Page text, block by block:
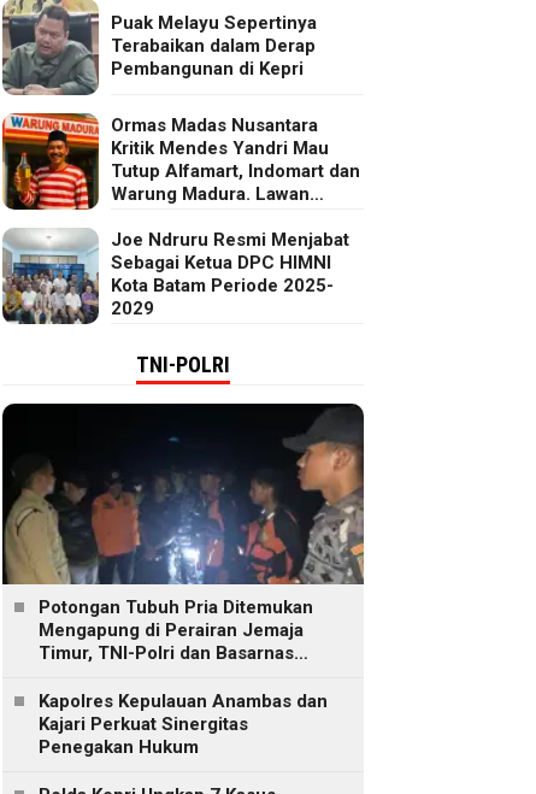
Puak Melayu Sepertinya
Terabaikan dalam Derap
Pembangunan di Kepri
Ormas Madas Nusantara
Kritik Mendes Yandri Mau
Tutup Alfamart, Indomart dan
Warung Madura. Lawan
Joe Ndruru Resmi Menjabat
Sebagai Ketua DPC HIMNI
Kota Batam Periode 2025-
2029
TNI-POLRI
Potongan Tubuh Pria Ditemukan
Mengapung di Perairan Jemaja
Timur, TNI-Polri dan Basarnas
Kapolres Kepulauan Anambas dan
Kajari Perkuat Sinergitas
Penegakan Hukum